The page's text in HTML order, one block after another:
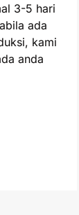
3-5 hari
ada
kami
anda